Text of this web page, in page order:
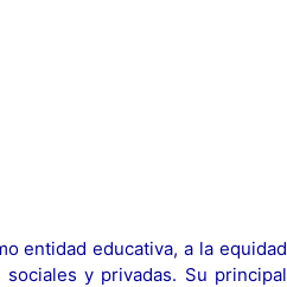
entidad educativa, a la equidad
y privadas. Su principal